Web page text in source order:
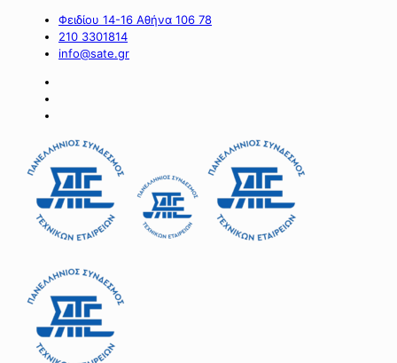
Φειδίου 14-16 Αθήνα 106 78
210 3301814
info@sate.gr